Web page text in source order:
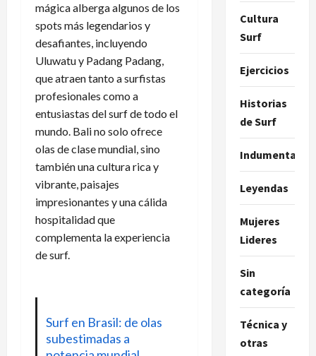
mágica alberga algunos de los
spots más legendarios y
desafiantes, incluyendo
Uluwatu y Padang Padang,
que atraen tanto a surfistas
profesionales como a
entusiastas del surf de todo el
mundo. Bali no solo ofrece
olas de clase mundial, sino
también una cultura rica y
vibrante, paisajes
impresionantes y una cálida
hospitalidad que
complementa la experiencia
de surf.
Surf en Brasil: de olas
subestimadas a
Cultura
Surf
Ejercicios
Historias
de Surf
Indumentaria
Leyendas
Mujeres
Lideres
Sin
categoría
Técnica y
otras